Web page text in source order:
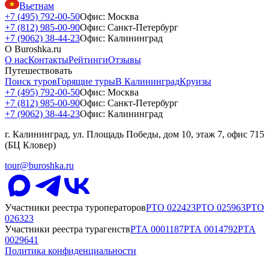
Вьетнам
+7 (495) 792-00-50Офис: Москва
+7 (812) 985-00-90Офис: Санкт-Петербург
+7 (9062) 38-44-23Офис: Калининград
О Buroshka.ru
О насКонтактыРейтингиОтзывы
Путешествовать
Поиск туровГорящие турыВ КалининградКруизы
+7 (495) 792-00-50Офис: Москва
+7 (812) 985-00-90Офис: Санкт-Петербург
+7 (9062) 38-44-23Офис: Калининград
г. Калининград, ул. Площадь Победы, дом 10, этаж 7, офис 715
(БЦ Кловер)
tour@buroshka.ru
Участники реестра туроператоровРТО 022423РТО 025963РТО
026323
Участники реестра турагенствРТА 0001187РТА 0014792РТА
0029641
Политика конфиденциальности